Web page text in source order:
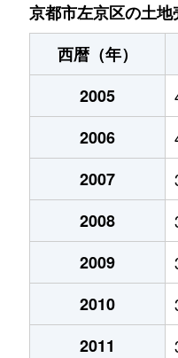
上高野畑町
上高野畑町
上高野畑町
北白川瓜生山町
北白川上別当町
北白川久保田町
北白川下池田町
北白川下別当町
京都市左京区の土
西暦（年）
2005
2006
2007
2008
2009
2010
2011